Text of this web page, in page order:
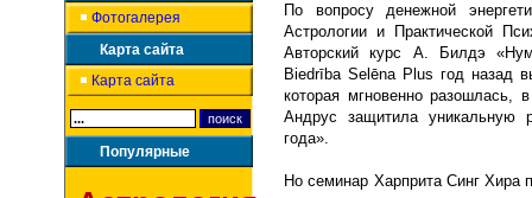
Фотогалерея
Карта сайта
Карта сайта
Популярные
По вопросу денежной
Астрологии и Практической
Авторский курс А. Билдэ
Biedrība Selēna Plus год назад
которая мгновенно разошлась,
Андрус защитила уникальную
года».
Но семинар Харприта Синг Хира